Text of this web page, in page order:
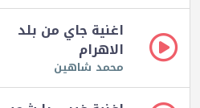
اغنية جاي من بلد
الاهرام
محمد شاهين